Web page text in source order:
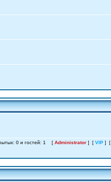
0 и гостей: 1 [ Administrator ] [ VIP ] [